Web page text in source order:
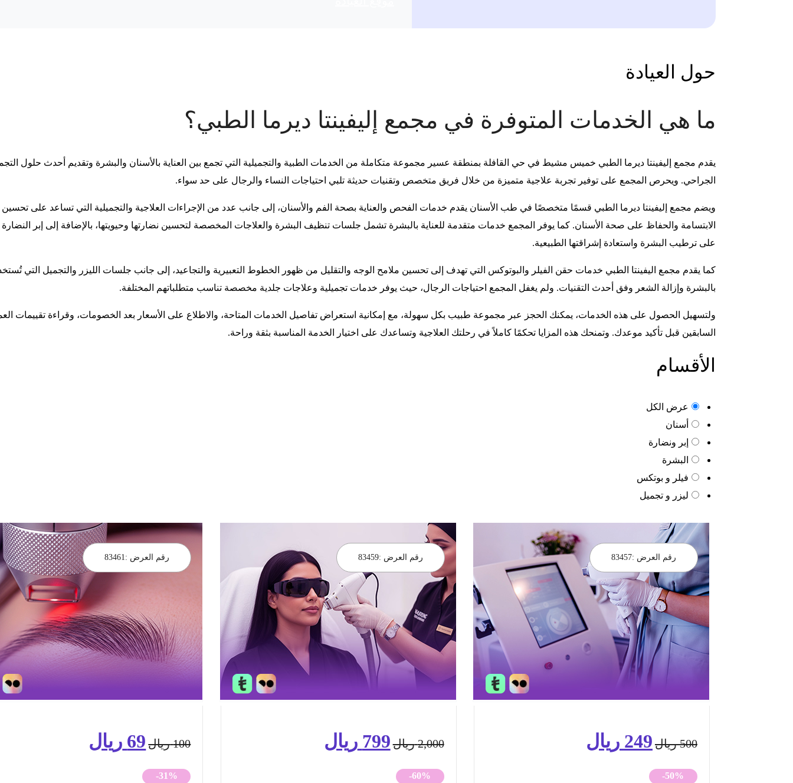
حول العيادة
ما هي الخدمات المتوفرة في مجمع إليفينتا ديرما الطبي؟
يقدم مجمع إليفينتا ديرما الطبي خميس مشيط في حي القافلة بمنطقة عسير مجموعة متكاملة من الخدمات الطبية والتجميلية التي تجمع بين العناية بالأسنان والبشرة وتقديم أحدث حلول
الجراحي. ويحرص المجمع على توفير تجربة علاجية متميزة من خلال فريق متخصص وتقنيات حديثة تلبي احتياجات النساء والرجال على حد سواء.
ويضم مجمع إليفينتا ديرما الطبي قسمًا متخصصًا في طب الأسنان يقدم خدمات الفحص والعناية بصحة الفم والأسنان، إلى جانب عدد من الإجراءات العلاجية والتجميلية التي تساعد على
الابتسامة والحفاظ على صحة الأسنان. كما يوفر المجمع خدمات متقدمة للعناية بالبشرة تشمل جلسات تنظيف البشرة والعلاجات المخصصة لتحسين نضارتها وحيويتها، بالإضافة إلى إبر
على ترطيب البشرة واستعادة إشراقتها الطبيعية.
كما يقدم مجمع اليفينتا الطبي خدمات حقن الفيلر والبوتوكس التي تهدف إلى تحسين ملامح الوجه والتقليل من ظهور الخطوط التعبيرية والتجاعيد، إلى جانب جلسات الليزر والتجميل التي
بالبشرة وإزالة الشعر وفق أحدث التقنيات. ولم يغفل المجمع احتياجات الرجال، حيث يوفر خدمات تجميلية وعلاجات جلدية مخصصة تناسب متطلباتهم المختلفة.
ولتسهيل الحصول على هذه الخدمات، يمكنك الحجز عبر مجموعة طبيب بكل سهولة، مع إمكانية استعراض تفاصيل الخدمات المتاحة، والاطلاع على الأسعار بعد الخصومات، وقراءة تقييمات
السابقين قبل تأكيد موعدك. وتمنحك هذه المزايا تحكمًا كاملاً في رحلتك العلاجية وتساعدك على اختيار الخدمة المناسبة بثقة وراحة.
الأقسام
عرض الكل
أسنان
إبر ونضارة
البشرة
فيلر و بوتكس
ليزر و تجميل
رقم العرض :83457
500 ريال السعر
الأصلي
249 ريال
-50%
رقم العرض :83459
2,000 ريال السعر
799 ريال
-60%
رقم العرض :83461
100 ريال السعر
الأصلي
69 ريال
-31%